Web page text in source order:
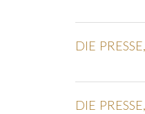
DIE
DIE